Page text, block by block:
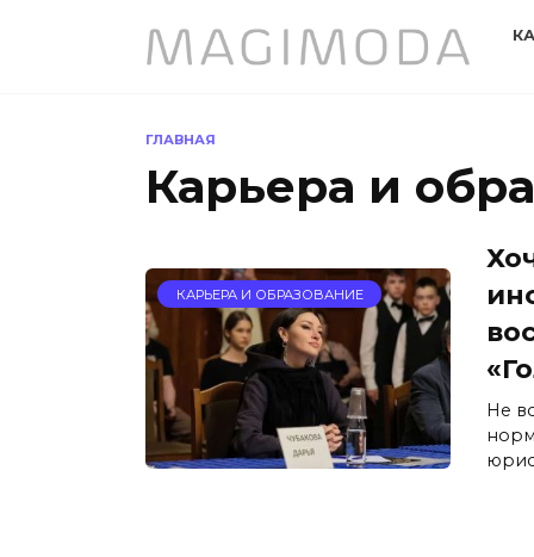
ГЛАВНАЯ
Карьера и
КАРЬЕРА И ОБРАЗОВАНИЕ
Не